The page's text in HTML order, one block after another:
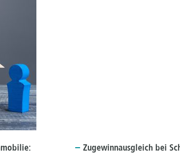
Zugewinnausgleich bei